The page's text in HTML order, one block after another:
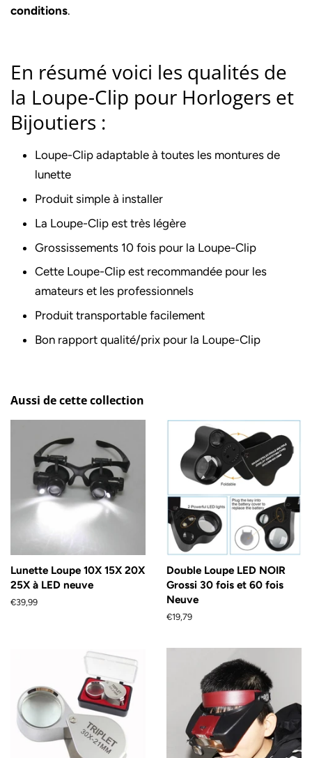
conditions.
En résumé voici les qualités de
la Loupe-Clip pour Horlogers et
Bijoutiers :
Loupe-Clip adaptable à toutes les montures de
lunette
Produit simple à installer
La Loupe-Clip est très légère
Grossissements 10 fois pour la Loupe-Clip
Cette Loupe-Clip est recommandée pour les
amateurs et les professionnels
Produit transportable facilement
Bon rapport qualité/prix pour la Loupe-Clip
Aussi de cette collection
Lunette Loupe 10X 15X 20X
25X à LED neuve
Prix
€39,99
Double Loupe LED NOIR
Grossi 30 fois et 60 fois
Neuve
Prix
€19,79